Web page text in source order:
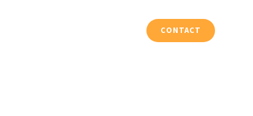
CONTACT